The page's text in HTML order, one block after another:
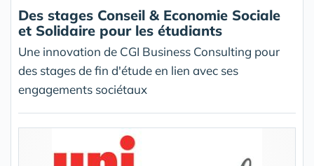
Des stages Conseil & Economie Sociale
et Solidaire pour les étudiants
Une innovation de CGI Business Consulting pour
des stages de fin d'étude en lien avec ses
engagements sociétaux